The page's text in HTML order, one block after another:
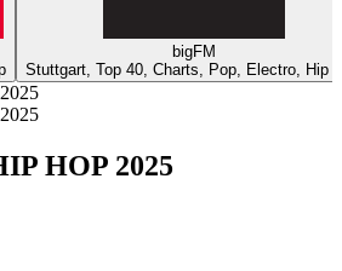
bigFM
Stuttgart, Top 40, Charts, Pop, Electro, Hip
HOP 2025